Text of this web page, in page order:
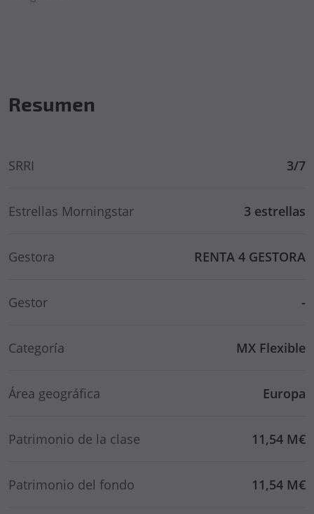
Resumen
SRRI 3/7
Estrellas Morningstar 3 estrellas
Gestora RENTA 4 GESTORA
Gestor -
Categoría MX Flexible
Área geográfica Europa
Patrimonio de la clase 11,54 M€
Patrimonio del fondo 11,54 M€